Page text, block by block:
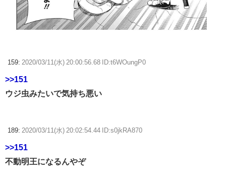
159: 2020/03/11(水) 20:00:56.68 ID:t6WOungP0
>>151
ウジ虫みたいで気持ち悪い
189: 2020/03/11(水) 20:02:54.44 ID:s0jkRA870
>>151
不動明王になるんやぞ